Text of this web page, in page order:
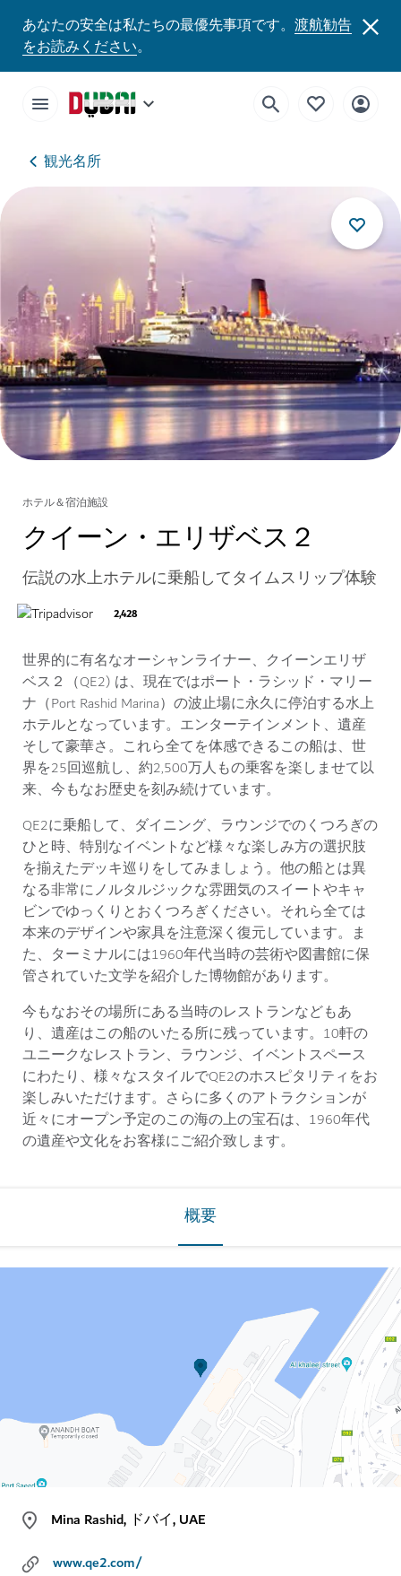
あなたの安全は私たちの最優先事項です。 渡航勧告
をお読みください。
観光名所
ホテル＆宿泊施設
クイーン・エリザベス２
伝説の水上ホテルに乗船してタイムスリップ体験
2,428
世界的に有名なオーシャンライナー、クイーンエリザ
ベス２（QE2) は、現在ではポート・ラシッド・マリー
ナ（Port Rashid Marina）の波止場に永久に停泊する水上
ホテルとなっています。エンターテインメント、遺産
そして豪華さ。これら全てを体感できるこの船は、世
界を25回巡航し、約2,500万人もの乗客を楽しませて以
来、今もなお歴史を刻み続けています。
QE2に乗船して、ダイニング、ラウンジでのくつろぎの
ひと時、特別なイベントなど様々な楽しみ方の選択肢
を揃えたデッキ巡りをしてみましょう。他の船とは異
なる非常にノルタルジックな雰囲気のスイートやキャ
ビンでゆっくりとおくつろぎください。それら全ては
本来のデザインや家具を注意深く復元しています。ま
た、ターミナルには1960年代当時の芸術や図書館に保
管されていた文学を紹介した博物館があります。
今もなおその場所にある当時のレストランなどもあ
り、遺産はこの船のいたる所に残っています。10軒の
ユニークなレストラン、ラウンジ、イベントスペース
にわたり、様々なスタイルでQE2のホスピタリティをお
楽しみいただけます。さらに多くのアトラクションが
近々にオープン予定のこの海の上の宝石は、1960年代
の遺産や文化をお客様にご紹介致します。
概要
Mina Rashid, ドバイ, UAE
www.qe2.com/